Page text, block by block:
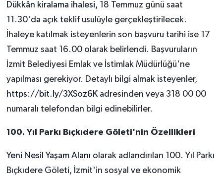
Dükkân kiralama ihalesi,
18 Temmuz günü saat
11.30'da açık teklif usulüyle gerçekleştirilecek.
İhaleye katılmak isteyenlerin son başvuru tarihi ise 17
Temmuz saat 16.00 olarak belirlendi. Başvuruların
İzmit Belediyesi Emlak ve İstimlak Müdürlüğü'ne
yapılması gerekiyor. Detaylı bilgi almak isteyenler,
https://bit.ly/3XSoz6Kadresinden veya 318 00 00
numaralı telefondan bilgi edinebilirler.
100. Yıl Parkı Bıçkıdere Göleti'nin Özellikleri
Yeni Nesil Yaşam Alanı olarak adlandırılan 100. Yıl Parkı
Bıçkıdere Göleti, İzmit'in sosyal ve ekonomik